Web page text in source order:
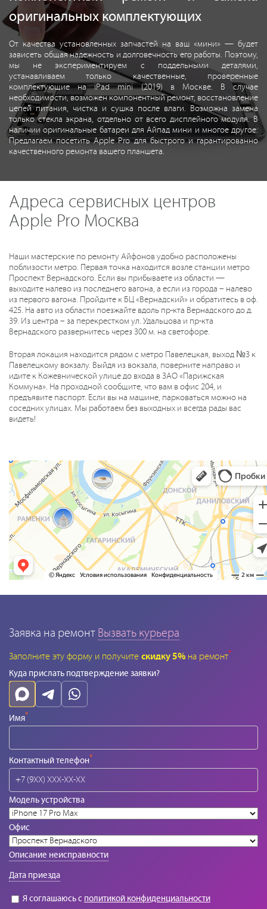
оригинальных комплектующих
От качества установленных запчастей на ваш «мини» — будет
зависеть общая надежность и долговечность его работы. Поэтому,
мы не экспериментируем с поддельными деталями,
устанавливаем только качественные, проверенные
комплектующие на iPad mini (2019) в Москве. В случае
необходимости, возможен компонентный ремонт, восстановление
цепей питания, чистка и сушка после влаги. Возможна замена
только стекла экрана, отдельно от всего дисплейного модуля. В
наличии оригинальные батареи для Айпад мини и многое другое.
Предлагаем посетить Apple Pro для быстрого и гарантированно
качественного ремонта вашего планшета.
Адреса сервисных центров
Apple Pro Москва
Наши мастерские по ремонту Айфонов удобно расположены
поблизости метро. Первая точка находится возле станции метро
Проспект Вернадского. Если вы прибываете из области —
выходите налево из последнего вагона, а если из города – налево
из первого вагона. Пройдите к БЦ «Вернадский» и обратитесь в оф.
425. На авто из области поезжайте вдоль пр-кта Вернадского до д.
39. Из центра – за перекрестком ул. Удальцова и пр-кта
Вернадского развернитесь через 300 м. на светофоре.
Вторая локация находится рядом с метро Павелецкая, выход №3 к
Павелецкому вокзалу. Выйдя из вокзала, поверните направо и
идите к Кожевнической улице до входа в ЗАО «Парижская
Коммуна». На проходной сообщите, что вам в офис 204, и
предъявите паспорт. Если вы на машине, парковаться можно на
соседних улицах. Мы работаем без выходных и всегда рады вас
видеть!
Заявка на ремонт Вызвать курьера
Заполните эту форму и получите скидку 5% на ремонт*
Куда прислать подтверждение заявки?
Имя*
Контактный телефон*
Модель устройства
Офис
Описание неисправности
Дата приезда
Я соглашаюсь с политикой конфиденциальности